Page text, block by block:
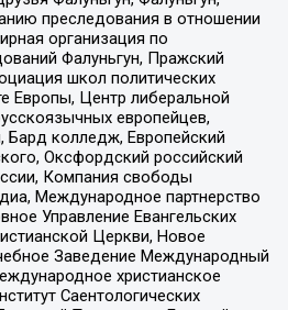
преследования в отношении
организация по
Фалуньгун, Пражский
школ политических
Европы, Центр либеральной
европейцев,
Бард колледж, Европейский
Оксфордский российский
Компания свободы
Международное партнерство
Управление Евангельских
Церкви, Новое
Заведение Международный
христианское
Саентологических